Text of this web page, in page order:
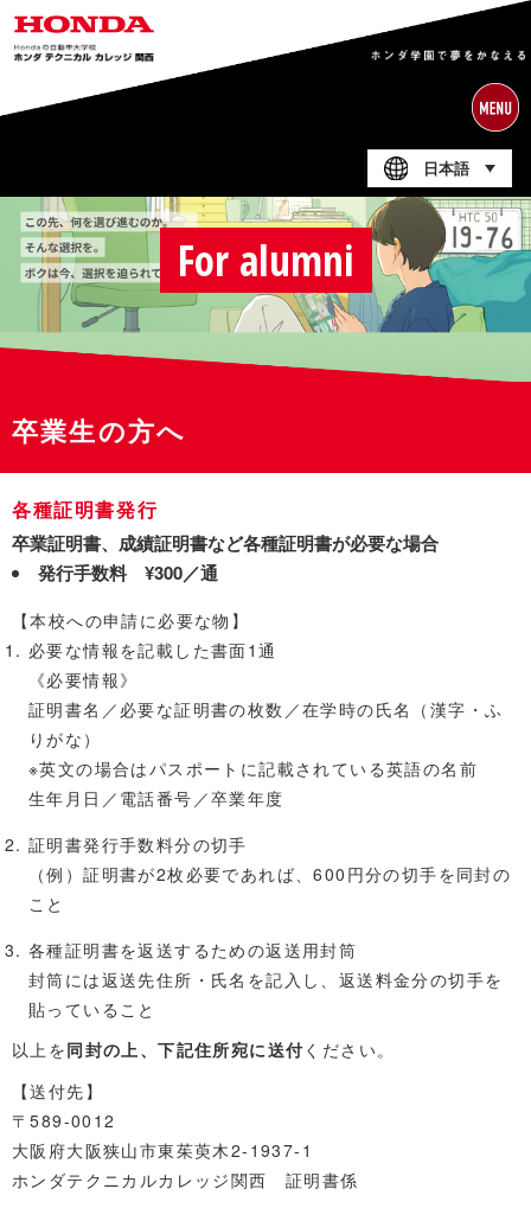
日本語
For alumni
卒業生の方へ
各種証明書発行
卒業証明書、成績証明書など各種証明書が必要な場合
発行手数料 ¥300／通
【本校への申請に必要な物】
必要な情報を記載した書面1通
《必要情報》
証明書名／必要な証明書の枚数／在学時の氏名（漢字・ふ
りがな）
※英文の場合はパスポートに記載されている英語の名前
生年月日／電話番号／卒業年度
証明書発行手数料分の切手
（例）証明書が2枚必要であれば、600円分の切手を同封の
こと
各種証明書を返送するための返送用封筒
封筒には返送先住所・氏名を記入し、返送料金分の切手を
貼っていること
以上を同封の上、下記住所宛に送付 ください。
【送付先】
〒589-0012
大阪府大阪狭山市東茱萸木2-1937-1
ホンダテクニカルカレッジ関西 証明書係